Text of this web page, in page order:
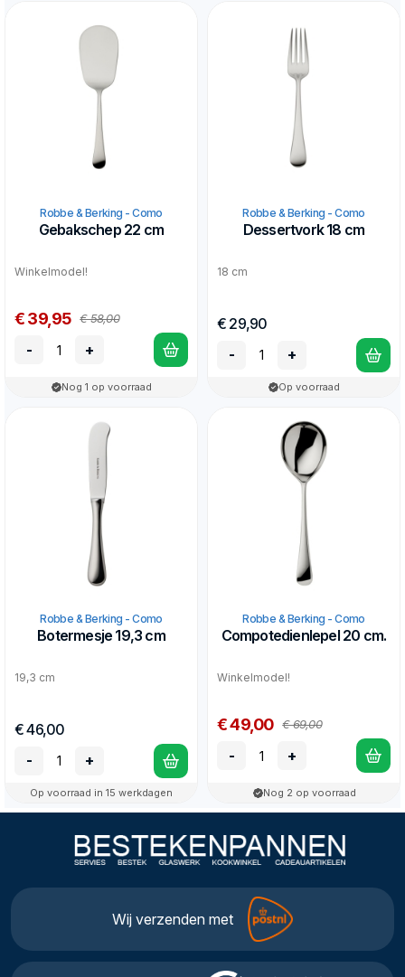
Robbe & Berking - Como
Gebakschep 22 cm
Winkelmodel!
€ 39,95 € 58,00
- +
Nog 1 op voorraad
Robbe & Berking - Como
Dessertvork 18 cm
18 cm
€ 29,90
-
+
Op voorraad
Robbe & Berking - Como
Botermesje 19,3 cm
19,3 cm
€ 46,00
-
+
Op voorraad in 15 werkdagen
Robbe & Berking - Como
Compotedienlepel 20 cm.
Winkelmodel!
€ 49,00 € 69,00
- +
Nog 2 op voorraad
Wij verzenden met